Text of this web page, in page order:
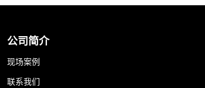
公司简介
现场案例
联系我们